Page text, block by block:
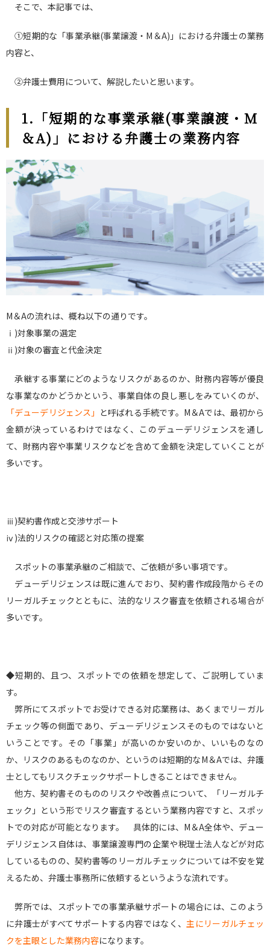
そこで、本記事では、
①短期的な「事業承継(事業譲渡・M＆A)」における弁護士の業務
内容と、
②弁護士費用について、解説したいと思います。
1.「短期的な事業承継(事業譲渡・M
＆A)」における弁護士の業務内容
M＆Aの流れは、概ね以下の通りです。
ⅰ)対象事業の選定
ⅱ)対象の審査と代金決定
承継する事業にどのようなリスクがあるのか、財務内容等が優良
な事業なのかどうかという、事業自体の良し悪しをみていくのが、
「デューデリジェンス」 と呼ばれる手続です。M＆Aでは、最初から
金額が決っているわけではなく、このデューデリジェンスを通し
て、財務内容や事業リスクなどを含めて金額を決定していくことが
多いです。
ⅲ)契約書作成と交渉サポート
ⅳ)法的リスクの確認と対応策の提案
スポットの事業承継のご相談で、ご依頼が多い事項です。
デューデリジェンスは既に進んでおり、契約書作成段階からその
リーガルチェックとともに、法的なリスク審査を依頼される場合が
多いです。
◆短期的、且つ、スポットでの依頼を想定して、ご説明していま
す。
弊所にてスポットでお受けできる対応業務は、あくまでリーガル
チェック等の側面であり、デューデリジェンスそのものではないと
いうことです。その「事業」が高いのか安いのか、いいものなの
か、リスクのあるものなのか、というのは短期的なM＆Aでは、弁護
士としてもリスクチェックサポートしきることはできません。
他方、契約書そのもののリスクや改善点について、「リーガルチ
ェック」という形でリスク審査するという業務内容ですと、スポッ
トでの対応が可能となります。 具体的には、M＆A全体や、デュー
デリジェンス自体は、事業譲渡専門の企業や税理士法人などが対応
しているものの、契約書等のリーガルチェックについては不安を覚
えるため、弁護士事務所に依頼するというような流れです。
弊所では、スポットでの事業承継サポートの場合には、このよう
に弁護士がすべてサポートする内容ではなく、 主にリーガルチェッ
クを主眼とした業務内容になります。